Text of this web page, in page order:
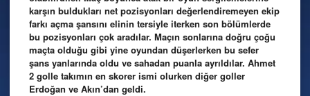
karşın buldukları net pozisyonları değerlendiremeyen ekip
farkı açma şansını elinin tersiyle iterken son bölümlerde
bu pozisyonları çok aradılar. Maçın sonlarına doğru çoğu
maçta olduğu gibi yine oyundan düşerlerken bu sefer
şans yanlarında oldu ve sahadan puanla ayrıldılar. Ahmet
2 golle takımın en skorer ismi olurken diğer goller
Erdoğan ve Akın’dan geldi.